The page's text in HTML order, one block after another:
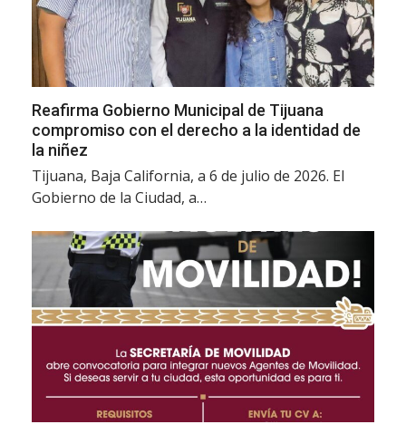
Reafirma Gobierno Municipal de Tijuana
compromiso con el derecho a la identidad de
la niñez
Tijuana, Baja California, a 6 de julio de 2026. El
Gobierno de la Ciudad, a…